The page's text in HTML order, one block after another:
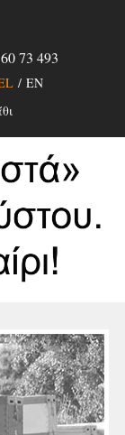
73 493
/ EN